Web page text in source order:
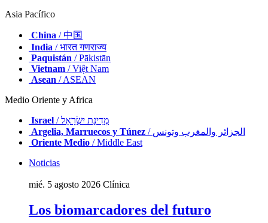
Asia Pacífico
China / 中国
India / भारत गणराज्य
Paquistán / Pākistān
Vietnam / Việt Nam
Asean / ASEAN
Medio Oriente y Africa
Israel
/ מְדִינַת יִשְׂרָאֵל
Argelia, Marruecos y Túnez
/ الجزائر والمغرب وتونس
Oriente Medio / Middle East
Noticias
mié. 5 agosto 2026 Clínica
Los biomarcadores del futuro